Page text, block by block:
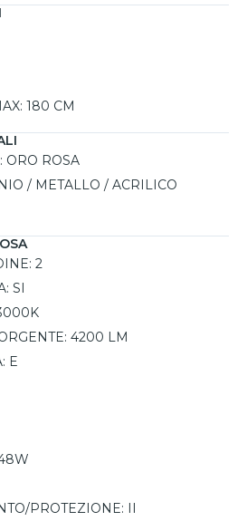
*touch dimmer* posizionato
La struttura snella
ingombrare.
180 CM
ORO ROSA
/ METALLO / ACRILICO
2
SI
4200 LM
E
PROTEZIONE: II